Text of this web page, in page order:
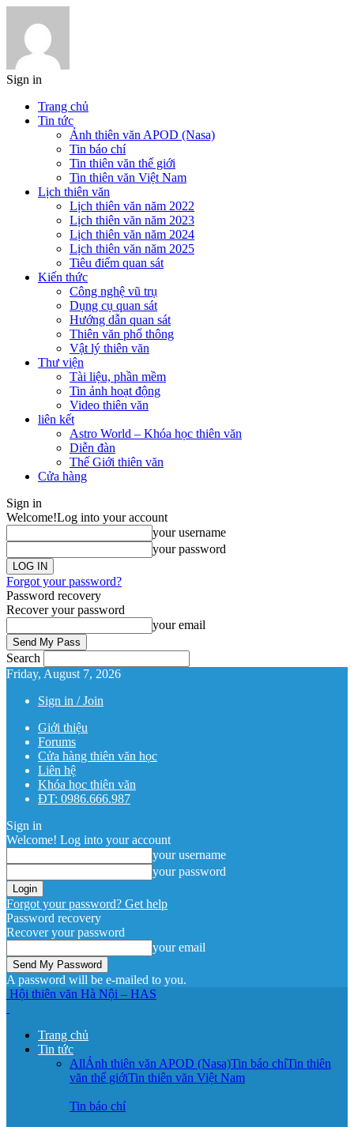
Sign in
Trang chủ
Tin tức
Ảnh thiên văn APOD (Nasa)
Tin báo chí
Tin thiên văn thế giới
Tin thiên văn Việt Nam
Lịch thiên văn
Lịch thiên văn năm 2022
Lịch thiên văn năm 2023
Lịch thiên văn năm 2024
Lịch thiên văn năm 2025
Tiêu điểm quan sát
Kiến thức
Công nghệ vũ trụ
Dụng cụ quan sát
Hướng dẫn quan sát
Thiên văn phổ thông
Vật lý thiên văn
Thư viện
Tài liệu, phần mềm
Tin ảnh hoạt động
Video thiên văn
liên kết
Astro World – Khóa học thiên văn
Diễn đàn
Thế Giới thiên văn
Cửa hàng
Sign in
Welcome!Log into your account
your username
your password
Forgot your password?
Password recovery
Recover your password
your email
Search
Friday, August 7, 2026
Sign in / Join
Giới thiệu
Forums
Cửa hàng thiên văn học
Liên hệ
Khóa học thiên văn
ĐT: 0986.666.987
Sign in
Welcome! Log into your account
your username
your password
Forgot your password? Get help
Password recovery
Recover your password
your email
A password will be e-mailed to you.
Hội thiên văn Hà Nội – HAS
Trang chủ
Tin tức
AllẢnh thiên văn APOD (Nasa)Tin báo chíTin thiên
văn thế giớiTin thiên văn Việt Nam
Tin báo chí